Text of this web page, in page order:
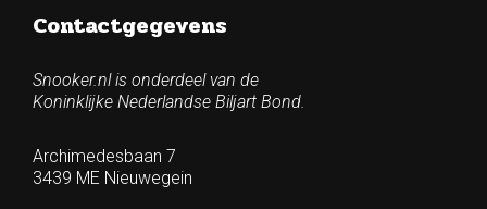
Contactgegevens
Snooker.nl is onderdeel van de
Koninklijke Nederlandse Biljart Bond.
Archimedesbaan 7
3439 ME Nieuwegein